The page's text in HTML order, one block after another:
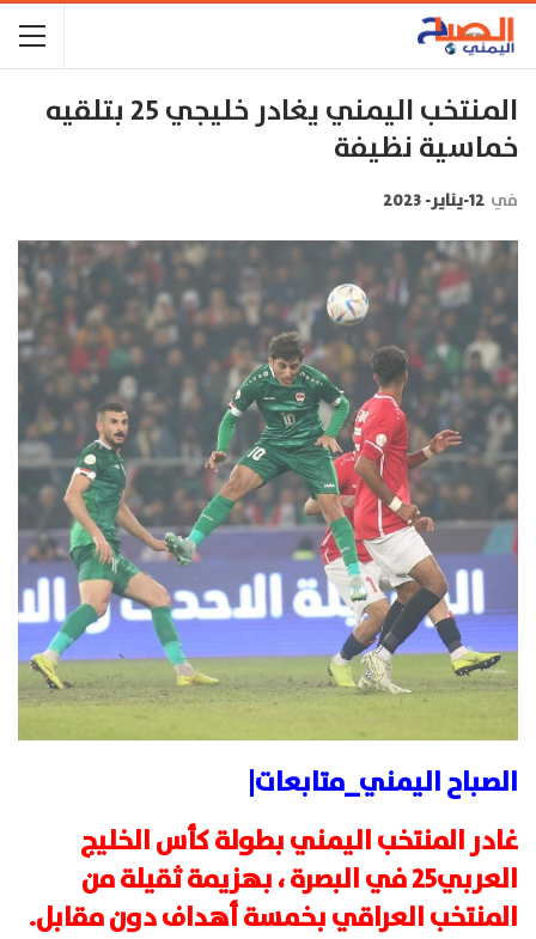
المنتخب اليمني يغادر خليجي 25 بتلقيه
خماسية نظيفة
في 12-يناير- 2023
الصباح اليمني_متابعات|
غادر المنتخب اليمني بطولة كأس الخليج
العربي25 في البصرة ، بهزيمة ثقيلة من
المنتخب العراقي بخمسة أهداف دون مقابل.